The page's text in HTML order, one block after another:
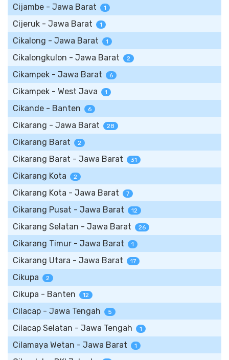
Cijambe - Jawa Barat 1
Cijeruk - Jawa Barat 1
Cikalong - Jawa Barat 1
Cikalongkulon - Jawa Barat 2
Cikampek - Jawa Barat 6
Cikampek - West Java 1
Cikande - Banten 6
Cikarang - Jawa Barat 28
Cikarang Barat 2
Cikarang Barat - Jawa Barat 31
Cikarang Kota 2
Cikarang Kota - Jawa Barat 7
Cikarang Pusat - Jawa Barat 12
Cikarang Selatan - Jawa Barat 26
Cikarang Timur - Jawa Barat 1
Cikarang Utara - Jawa Barat 17
Cikupa 2
Cikupa - Banten 12
Cilacap - Jawa Tengah 5
Cilacap Selatan - Jawa Tengah 1
Cilamaya Wetan - Jawa Barat 1